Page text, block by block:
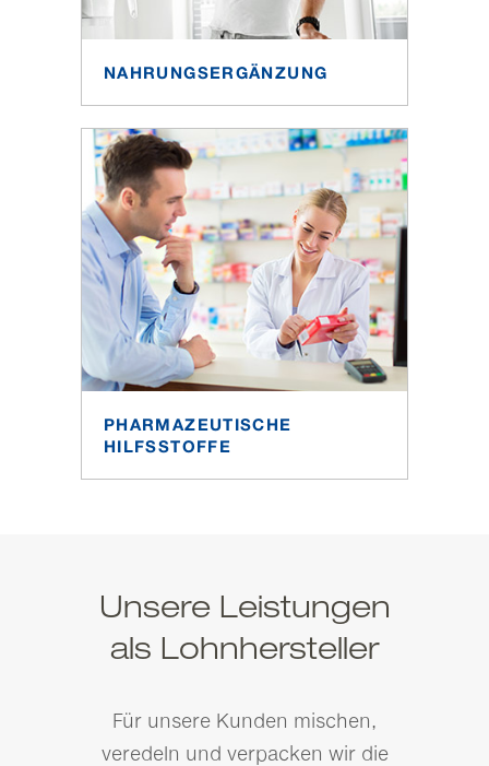
NAHRUNGSERGÄNZUNG
PHARMAZEUTISCHE
HILFSSTOFFE
Unsere Leistungen
als Lohnhersteller
Für unsere Kunden mischen,
veredeln und verpacken wir die